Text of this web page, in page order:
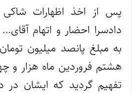
پس از اخذ اظهارات
دادسرا احضار و اتهام آقای…
به مبلغ پانصد میلیون
هشتم فروردین ماه هزار و
تفهیم گردید که ایشان در